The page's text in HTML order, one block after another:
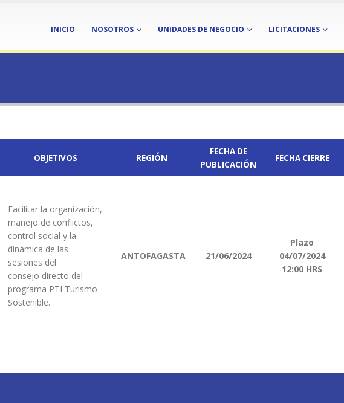
INICIO NOSOTROS UNIDADES DE NEGOCIO LICITACIONES
OBJETIVOS REGIÓN
FECHA DE
PUBLICACIÓN
FECHA CIERRE
Facilitar la organización,
manejo de conflictos,
control social y la
dinámica de las
sesiones del
consejo directo del
programa PTI Turismo
Sostenible.
ANTOFAGASTA 21/06/2024
Plazo
04/07/2024
12:00 HRS